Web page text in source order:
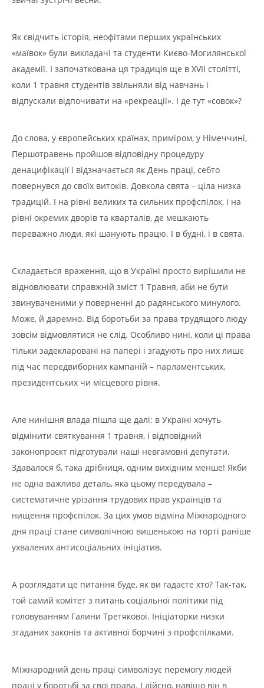
Як свідчить історія, неофітами перших українських
«маївок» були викладачі та студенти Києво-Могилянської
академії. І започаткована ця традиція ще в XVII столітті,
коли 1 травня студентів звільняли від навчань і
відпускали відпочивати на «рекреації». І де тут «совок»?
До слова, у європейських країнах, приміром, у Німеччині,
Першотравень пройшов відповідну процедуру
денацифікації і відзначається як День праці, себто
повернувся до своїх витоків. Довкола свята – ціла низка
традицій. І на рівні великих та сильних профспілок, і на
рівні окремих дворів та кварталів, де мешкають
переважно люди, які шанують працю. І в будні, і в свята.
Складається враження, що в Україні просто вирішили не
відновлювати справжній зміст 1 Травня, аби не бути
звинуваченими у поверненні до радянського минулого.
Може, й даремно. Від боротьби за права трудящого люду
зовсім відмовлятися не слід. Особливо нині, коли ці права
тільки задекларовані на папері і згадують про них лише
під час передвиборних кампаній – парламентських,
президентських чи місцевого рівня.
Але нинішня влада пішла ще далі: в Україні хочуть
відмінити святкування 1 травня, і відповідний
законопроєкт підготували наші невгамовні депутати.
Здавалося б, така дрібниця, одним вихідним менше! Якби
не одна важлива деталь, яка цьому передувала –
систематичне урізання трудових прав українців та
нищення профспілок. За цих умов відміна Міжнародного
дня праці стане символічною вишенькою на торті раніше
ухвалених антисоціальних ініціатив.
А розглядати це питання буде, як ви гадаєте хто? Так-так,
той самий комітет з питань соціальної політики під
головуванням Галини Третякової. Ініціаторки низки
згаданих законів та активної борчині з профспілками.
Міжнародний день праці символізує перемогу людей
праці у боротьбі за свої права. І дійсно, навіщо він в